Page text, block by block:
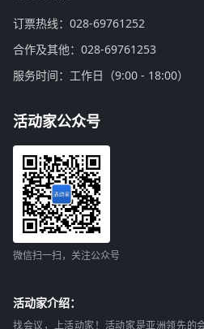
订票热线：028-69761252
合作及其他：028-69761253
服务时间：工作日（9:00 - 18:00）
活动家公众号
微信扫一扫，关注公众号
活动家介绍：
找会议，上活动家！活动家是亚洲领先的